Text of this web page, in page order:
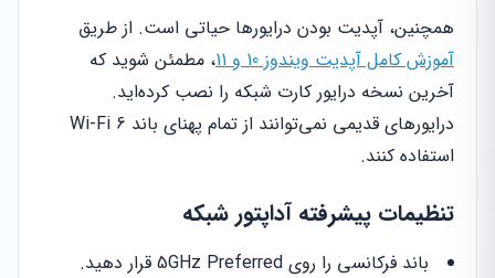
همچنین، آپدیت بودن درایورها حیاتی است. از طریق
آموزش کامل آپدیت ویندوز 10 و 11
، مطمئن شوید که
آخرین نسخه درایور کارت شبکه را نصب کرده‌اید.
درایورهای قدیمی نمی‌توانند از تمام پهنای باند Wi-Fi 6
استفاده کنند.
تنظیمات پیشرفته آداپتور شبکه
باند فرکانسی را روی 5GHz Preferred قرار دهید.